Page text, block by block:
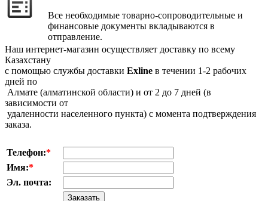
Все необходимые товарно-сопроводительные и
финансовые документы вкладываются в
отправление.
Наш интернет-магазин осуществляет доставку по всему
Казахстану
с помощью службы доставки Exline в течении 1-2 рабочих
дней по
Алмате (алматинской области) и от 2 до 7 дней (в
зависимости от
удаленности населенного пункта) с момента подтверждения
заказа.
Телефон:*
Имя:*
Эл. почта: